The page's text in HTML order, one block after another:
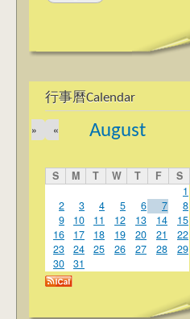
行事曆Calendar
August
«
»
S M T W T F
S
1
2
3 4 5 6 7
8
9
10 11 12 13 14
15
16
17 18 19 20 21
22
23
24 25 26 27 28
29
30
31